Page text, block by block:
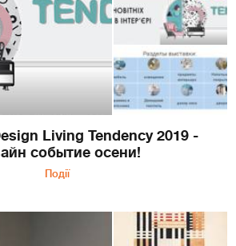
Living Tendency 2019 -
событие осени!
Події